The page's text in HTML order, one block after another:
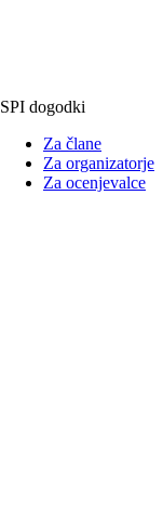
SPI dogodki
Za člane
Za organizatorje
Za ocenjevalce